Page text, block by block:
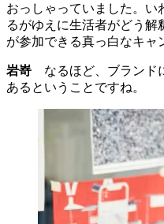
おっしゃっていました。い
るがゆえに生活者がどう解
が参加できる真っ白なキャ
岩嵜 なるほど、ブランド
あるということですね。